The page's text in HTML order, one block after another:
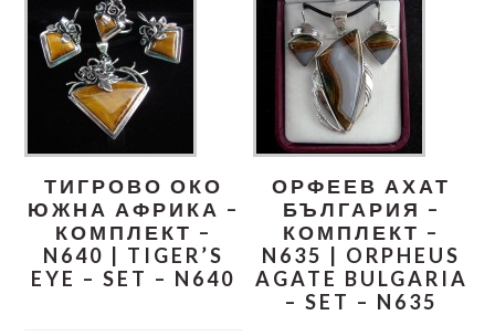
ТИГРОВО ОКО
ЮЖНА АФРИКА –
КОМПЛЕКТ –
N640 | TIGER’S
EYE – SET – N640
ОРФЕЕВ АХАТ
БЪЛГАРИЯ –
КОМПЛЕКТ –
N635 | ORPHEUS
AGATE BULGARIA
– SET – N635